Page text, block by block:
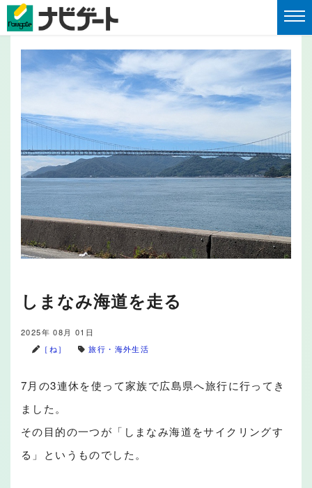
しまなみ海道を走る
2025年 08月 01日
［ね］
旅行・海外生活
7月の3連休を使って家族で広島県へ旅行に行ってき
ました。
その目的の一つが「しまなみ海道をサイクリングす
る」というものでした。